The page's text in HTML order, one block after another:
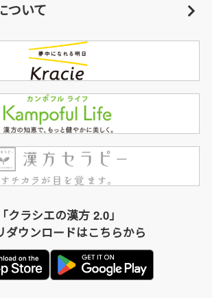
ついて
「クラシエの漢方 2.0」
ダウンロードはこちらから